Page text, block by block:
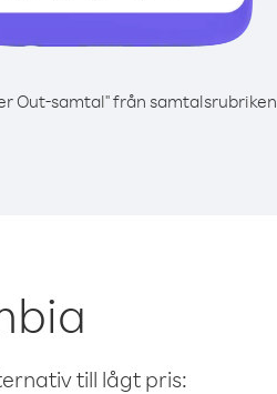
Out-samtal" från samtalsrubriken
till lågt pris: